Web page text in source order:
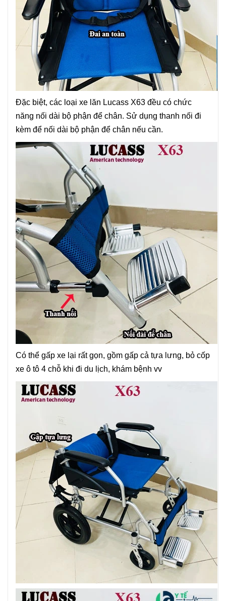
Đặc biệt, các loại xe lăn Lucass X63 đều có chức
năng nối dài bộ phận để chân. Sử dụng thanh nối đi
kèm để nối dài bộ phận để chân nếu cần.
Có thể gấp xe lại rất gọn, gồm gấp cả tựa lưng, bỏ cốp
xe ô tô 4 chỗ khi đi du lịch, khám bệnh vv